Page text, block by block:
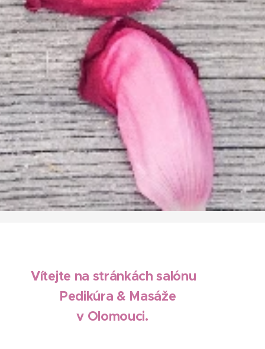
Vítejte na stránkách salónu
Pedikúra & Masáže
v Olomouci.